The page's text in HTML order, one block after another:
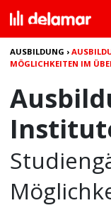
AUSBILDUNG ›
MÖGLICHKEITEN IM